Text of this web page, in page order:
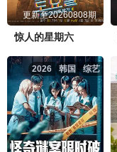
更新至20260808期
惊人的星期六
综艺
韩国
2026